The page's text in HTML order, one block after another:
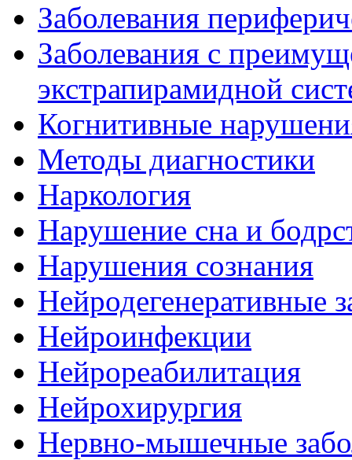
Заболевания
Заболевания с
экстрапирамидной
Когнитивные
Методы диагностики
Наркология
Нарушение сна и
Нарушения сознания
Нейродегенеративные
Нейроинфекции
Нейрореабилитация
Нейрохирургия
Нервно-мышечные